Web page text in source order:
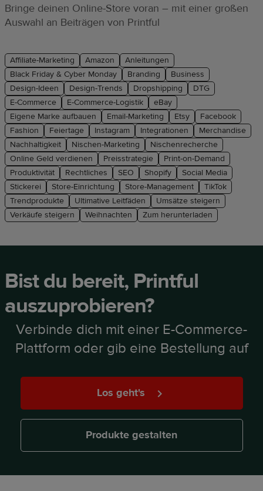
Bringe deinen Online-Store voran – mit einer großen
Auswahl an Beiträgen von Printful
Affiliate-Marketing Amazon
Anleitungen
Black Friday & Cyber Monday
Branding
Business
Design-Ideen
Design-Trends Dropshipping
DTG
E-Commerce
E-Commerce-Logistik
eBay
Eigene Marke aufbauen
Email-Marketing Etsy
Facebook
Fashion
Feiertage Instagram Integrationen
Merchandise
Nachhaltigkeit
Nischen-Marketing
Nischenrecherche
Online Geld verdienen
Preisstrategie
Print-on-Demand
Produktivität
Rechtliches SEO Shopify
Social Media
Stickerei
Store-Einrichtung Store-Management
TikTok
Trendprodukte
Ultimative Leitfäden
Umsätze steigern
Verkäufe steigern
Weihnachten Zum herunterladen
Bist du bereit, Printful
auszuprobieren?
Verbinde dich mit einer E-Commerce-
Plattform oder gib eine Bestellung auf
Los geht's
Produkte gestalten